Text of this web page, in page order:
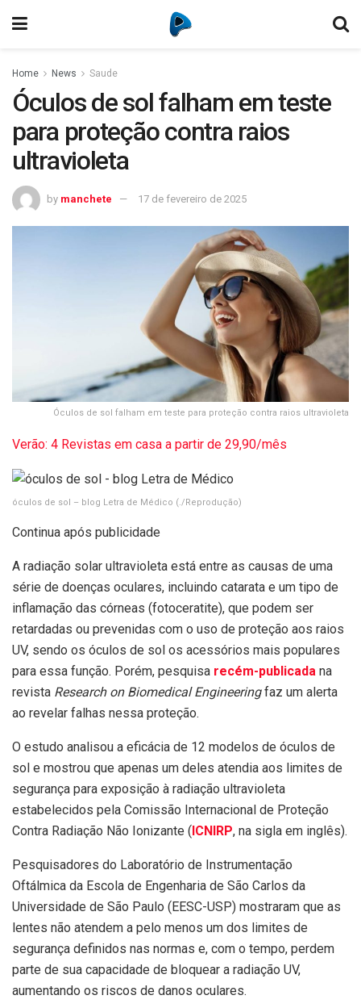
Home News Saude
Óculos de sol falham em teste
para proteção contra raios
ultravioleta
by manchete 17 de fevereiro de 2025
Óculos de sol falham em teste para proteção contra raios ultravioleta
Verão: 4 Revistas em casa a partir de 29,90/mês
óculos de sol – blog Letra de Médico (./Reprodução)
Continua após publicidade
A radiação solar ultravioleta está entre as causas de uma
série de doenças oculares, incluindo catarata e um tipo de
inflamação das córneas (fotoceratite), que podem ser
retardadas ou prevenidas com o uso de proteção aos raios
UV, sendo os óculos de sol os acessórios mais populares
para essa função. Porém, pesquisa recém-publicada na
revista Research on Biomedical Engineering faz um alerta
ao revelar falhas nessa proteção.
O estudo analisou a eficácia de 12 modelos de óculos de
sol e mostrou que apenas um deles atendia aos limites de
segurança para exposição à radiação ultravioleta
estabelecidos pela Comissão Internacional de Proteção
Contra Radiação Não Ionizante ( ICNIRP, na sigla em inglês).
Pesquisadores do Laboratório de Instrumentação
Oftálmica da Escola de Engenharia de São Carlos da
Universidade de São Paulo (EESC-USP) mostraram que as
lentes não atendem a pelo menos um dos limites de
segurança definidos nas normas e, com o tempo, perdem
parte de sua capacidade de bloquear a radiação UV,
aumentando os riscos de danos oculares.